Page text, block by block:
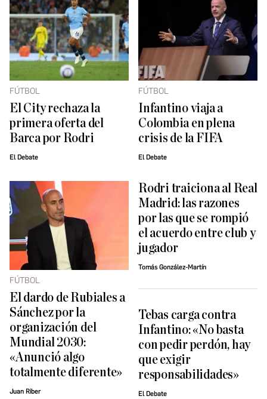
FÚTBOL
El City rechaza la
primera oferta del
Barca por Rodri
El Debate
FÚTBOL
Infantino viaja a
Colombia en plena
crisis de la FIFA
El Debate
FÚTBOL
El dardo de Rubiales a
Sánchez por la
organización del
Mundial 2030:
«Anunció algo
totalmente diferente»
Juan Riber
Rodri traiciona al Real
Madrid: las razones
por las que se rompió
el acuerdo entre club y
jugador
Tomás González-Martín
Tebas carga contra
Infantino: «No basta
con pedir perdón, hay
que exigir
responsabilidades»
El Debate